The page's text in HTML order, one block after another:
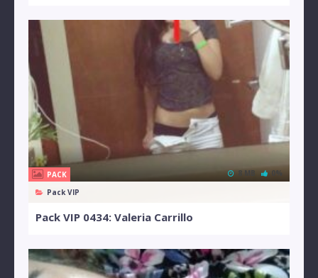
PACK
Pack VIP
8 MB 0%
Pack VIP 0434: Valeria Carrillo